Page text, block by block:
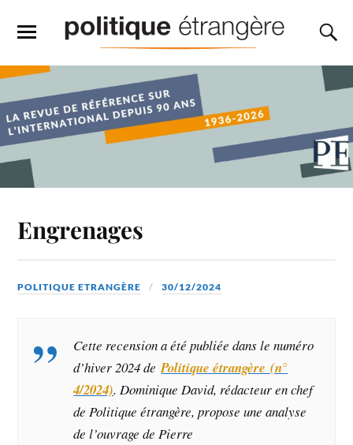
Engrenages
POLITIQUE ETRANGÈRE 30/12/2024
Cette recension a été publiée dans le numéro
d’hiver 2024 dePolitique étrangère (n°
4/2024). Dominique David, rédacteur en chef
de Politique étrangère, propose une analyse
de l’ouvrage de Pierre